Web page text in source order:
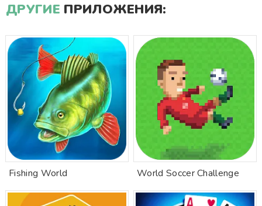
ДРУГИЕ ПРИЛОЖЕНИЯ:
Fishing World World Soccer Challenge